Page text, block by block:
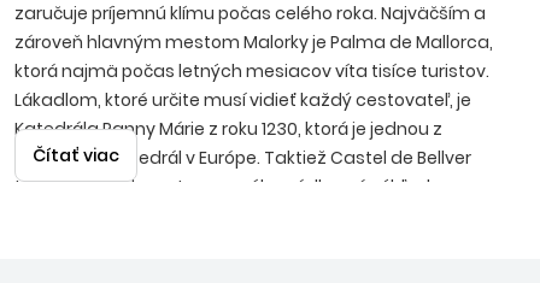
zaručuje príjemnú klímu počas celého roka. Najväčším a
zároveň hlavným mestom Malorky je Palma de Mallorca,
ktorá najmä počas letných mesiacov víta tisíce turistov.
Lákadlom, ktoré určite musí vidieť každý cestovateľ, je
Katedrála Panny Márie z roku 1230, ktorá je jednou z
najväčších katedrál v Európe. Taktiež Castel de Bellver
týčiaci sa nad mestom ponúka nádherné výhľady na
Čítať viac